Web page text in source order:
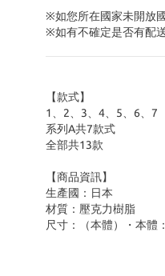
※如您所在國家未開放
※如有不確定是否有配
【款式】
1、2、3、4、5、6、7
系列A共7款式
全部共13款
【商品資訊】
生產國：日本
材質：壓克力樹脂
尺寸：（本體）・本體